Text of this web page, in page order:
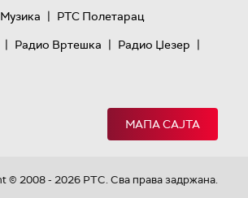
| РТС Полетарац
| Радио Вртешка | Радио Џезер |
МАПА САЈТА
© 2008 - 2026 РТС. Сва права задржана.